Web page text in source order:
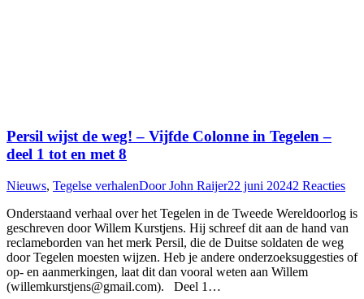
Persil wijst de weg! – Vijfde Colonne in Tegelen –
deel 1 tot en met 8
Nieuws, Tegelse verhalenDoorJohn Raijer22 juni 20242 Reacties
Onderstaand verhaal over het Tegelen in de Tweede Wereldoorlog is
geschreven door Willem Kurstjens. Hij schreef dit aan de hand van
reclameborden van het merk Persil, die de Duitse soldaten de weg
door Tegelen moesten wijzen. Heb je andere onderzoeksuggesties of
op- en aanmerkingen, laat dit dan vooral weten aan Willem
(willemkurstjens@gmail.com). Deel 1…